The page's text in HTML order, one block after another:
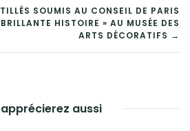
SOUMIS AU CONSEIL DE PARIS
HISTOIRE » AU MUSÉE DES
ARTS DÉCORATIFS →
aussi